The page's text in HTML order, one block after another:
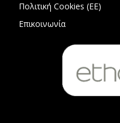
Πολιτική Cookies (ΕΕ)
Επικοινωνία